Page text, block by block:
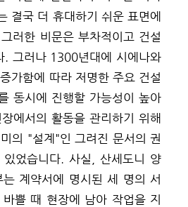
결국 더 휴대하기 쉬운 표면에
러한 비문은 부차적이고 건설
. 그러나 1300년대에 시에나와
가함에 따라 저명한 주요 건설
동시에 진행할 가능성이 높아
에서의 활동을 관리하기 위해
의 "설계"인 그려진 문서의 권
었습니다. 사실, 산세도니 양
계약서에 명시된 세 명의 서
쁠 때 현장에 남아 작업을 지